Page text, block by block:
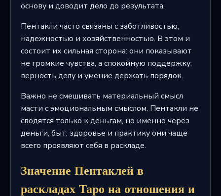
основу и доводит дело до результата.
Пентакли часто связаны с заботливостью,
надежностью и хозяйственностью. В этом и
состоит их сильная сторона: они показывают
не громкие чувства, а спокойную поддержку,
верность делу и умение держать порядок.
Важно не смешивать материальный смысл
масти с эмоциональным смыслом. Пентакли не
сводятся только к деньгам, но именно через
деньги, быт, здоровье и практику они чаще
всего проявляют себя в раскладе.
Значение Пентаклей в
раскладах Таро на отношения и